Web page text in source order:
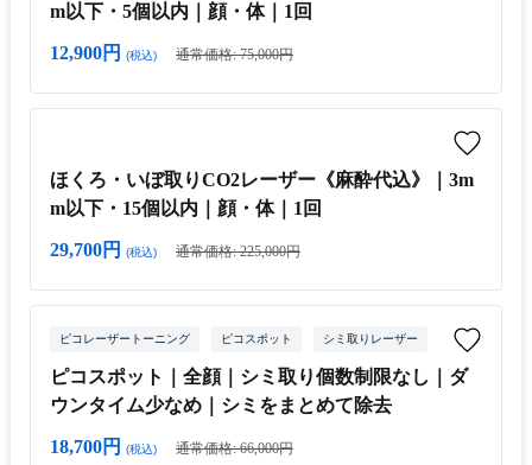
m以下・5個以内｜顔・体｜1回
12,900円 (税込) 通常価格: 75,000円
ほくろ・いぼ取りCO2レーザー《麻酔代込》｜3m
m以下・15個以内｜顔・体｜1回
29,700円 (税込) 通常価格: 225,000円
ピコレーザートーニング ピコスポット シミ取りレーザー
ピコスポット｜全顔｜シミ取り個数制限なし｜ダ
ウンタイム少なめ｜シミをまとめて除去
18,700円 (税込) 通常価格: 66,000円